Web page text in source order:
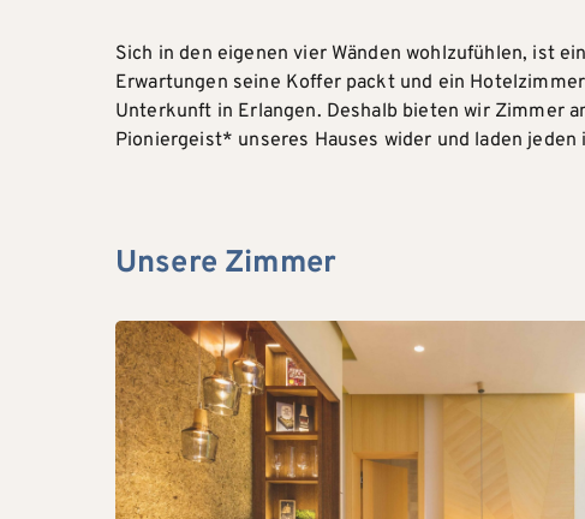
Sich in den eigenen vier Wänden wohlzufühlen, ist
Erwartungen seine Koffer packt und ein
Unterkunft in Erlangen. Deshalb bieten wir Zimmer
Pioniergeist* unseres Hauses wider und laden
Unsere Zimmer